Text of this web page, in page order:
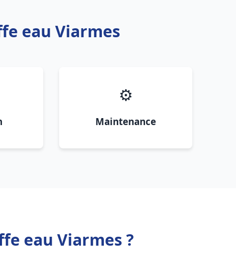
eau Viarmes
⚙️
Maintenance
eau Viarmes ?